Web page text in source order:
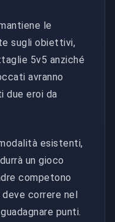
le
sugli obiettivi,
5v5 anziché
avranno
due eroi da
esistenti,
un gioco
competono
correre nel
punti.